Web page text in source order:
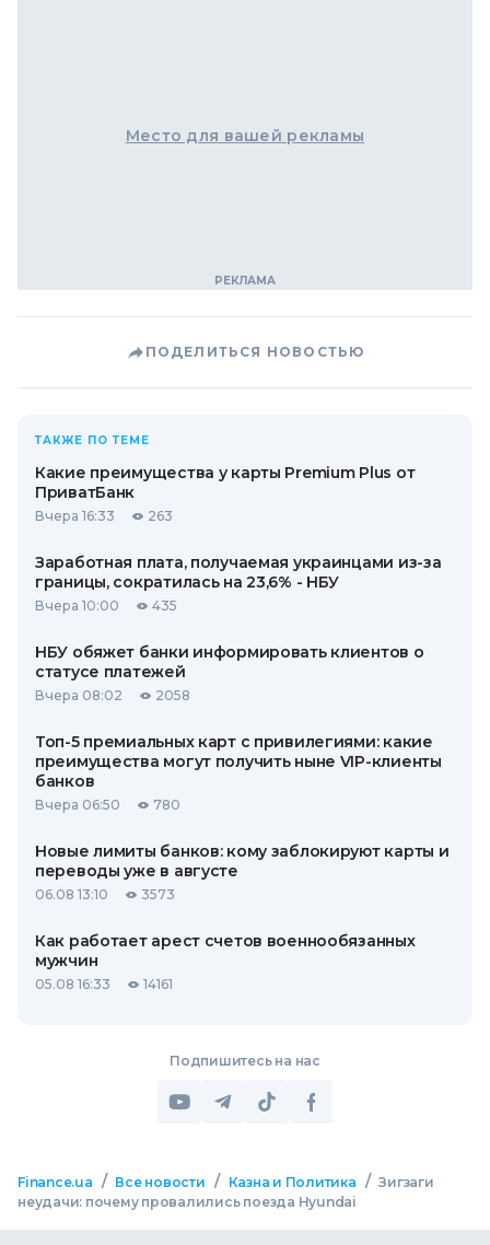
Место для вашей рекламы
ПОДЕЛИТЬСЯ НОВОСТЬЮ
ТАКЖЕ ПО ТЕМЕ
Какие преимущества у карты Premium Plus от
ПриватБанк
Вчера 16:33 263
Заработная плата, получаемая украинцами из-за
границы, сократилась на 23,6% - НБУ
Вчера 10:00 435
НБУ обяжет банки информировать клиентов о
статусе платежей
Вчера 08:02 2058
Топ-5 премиальных карт с привилегиями: какие
преимущества могут получить ныне VIP-клиенты
банков
Вчера 06:50 780
Новые лимиты банков: кому заблокируют карты и
переводы уже в августе
06.08 13:10 3573
Как работает арест счетов военнообязанных
мужчин
05.08 16:33 14161
Подпишитесь на нас
Finance.ua / Все новости / Казна и Политика / Зигзаги
неудачи: почему провалились поезда Hyundai